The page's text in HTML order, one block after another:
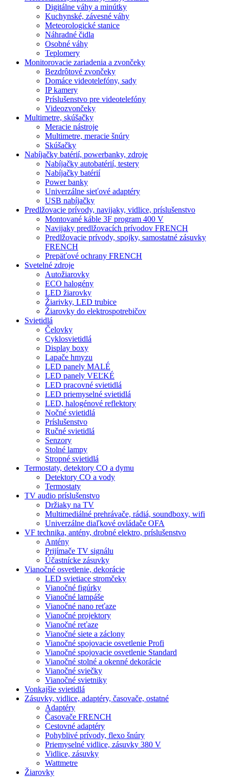
Digitálne váhy a minútky
Kuchynské, závesné váhy
Meteorologické stanice
Náhradné čidla
Osobné váhy
Teplomery
Monitorovacie zariadenia a zvončeky
Bezdrôtové zvončeky
Domáce videotelefóny, sady
IP kamery
Príslušenstvo pre videotelefóny
Videozvončeky
Multimetre, skúšačky
Meracie nástroje
Multimetre, meracie šnúry
Skúšačky
Nabíjačky batérií, powerbanky, zdroje
Nabíjačky autobatérií, testery
Nabíjačky batérií
Power banky
Univerzálne sieťové adaptéry
USB nabíjačky
Predlžovacie prívody, navijaky, vidlice, príslušenstvo
Montované káble 3F program 400 V
Navijaky predlžovacích prívodov FRENCH
Predlžovacie prívody, spojky, samostatné zásuvky
FRENCH
Prepäťové ochrany FRENCH
Svetelné zdroje
Autožiarovky
ECO halogény
LED žiarovky
Žiarivky, LED trubice
Žiarovky do elektrospotrebičov
Svietidlá
Čelovky
Cyklosvietidlá
Display boxy
Lapače hmyzu
LED panely MALÉ
LED panely VEĽKÉ
LED pracovné svietidlá
LED priemyselné svietidlá
LED, halogénové reflektory
Nočné svietidlá
Príslušenstvo
Ručné svietidlá
Senzory
Stolné lampy
Stropné svietidlá
Termostaty, detektory CO a dymu
Detektory CO a vody
Termostaty
TV audio príslušenstvo
Držiaky na TV
Multimediálné prehrávače, rádiá, soundboxy, wifi
Univerzálne diaľkové ovládače OFA
VF technika, antény, drobné elektro, príslušenstvo
Antény
Prijímače TV signálu
Účastnícke zásuvky
Vianočné osvetlenie, dekorácie
LED svietiace stromčeky
Vianočné figúrky
Vianočné lampáše
Vianočné nano reťaze
Vianočné projektory
Vianočné reťaze
Vianočné siete a záclony
Vianočné spojovacie osvetlenie Profi
Vianočné spojovacie osvetlenie Standard
Vianočné stolné a okenné dekorácie
Vianočné sviečky
Vianočné svietniky
Vonkajšie svietidlá
Zásuvky, vidlice, adaptéry, časovače, ostatné
Adaptéry
Časovače FRENCH
Cestovné adaptéry
Pohyblivé prívody, flexo šnúry
Priemyselné vidlice, zásuvky 380 V
Vidlice, zásuvky
Wattmetre
Žiarovky